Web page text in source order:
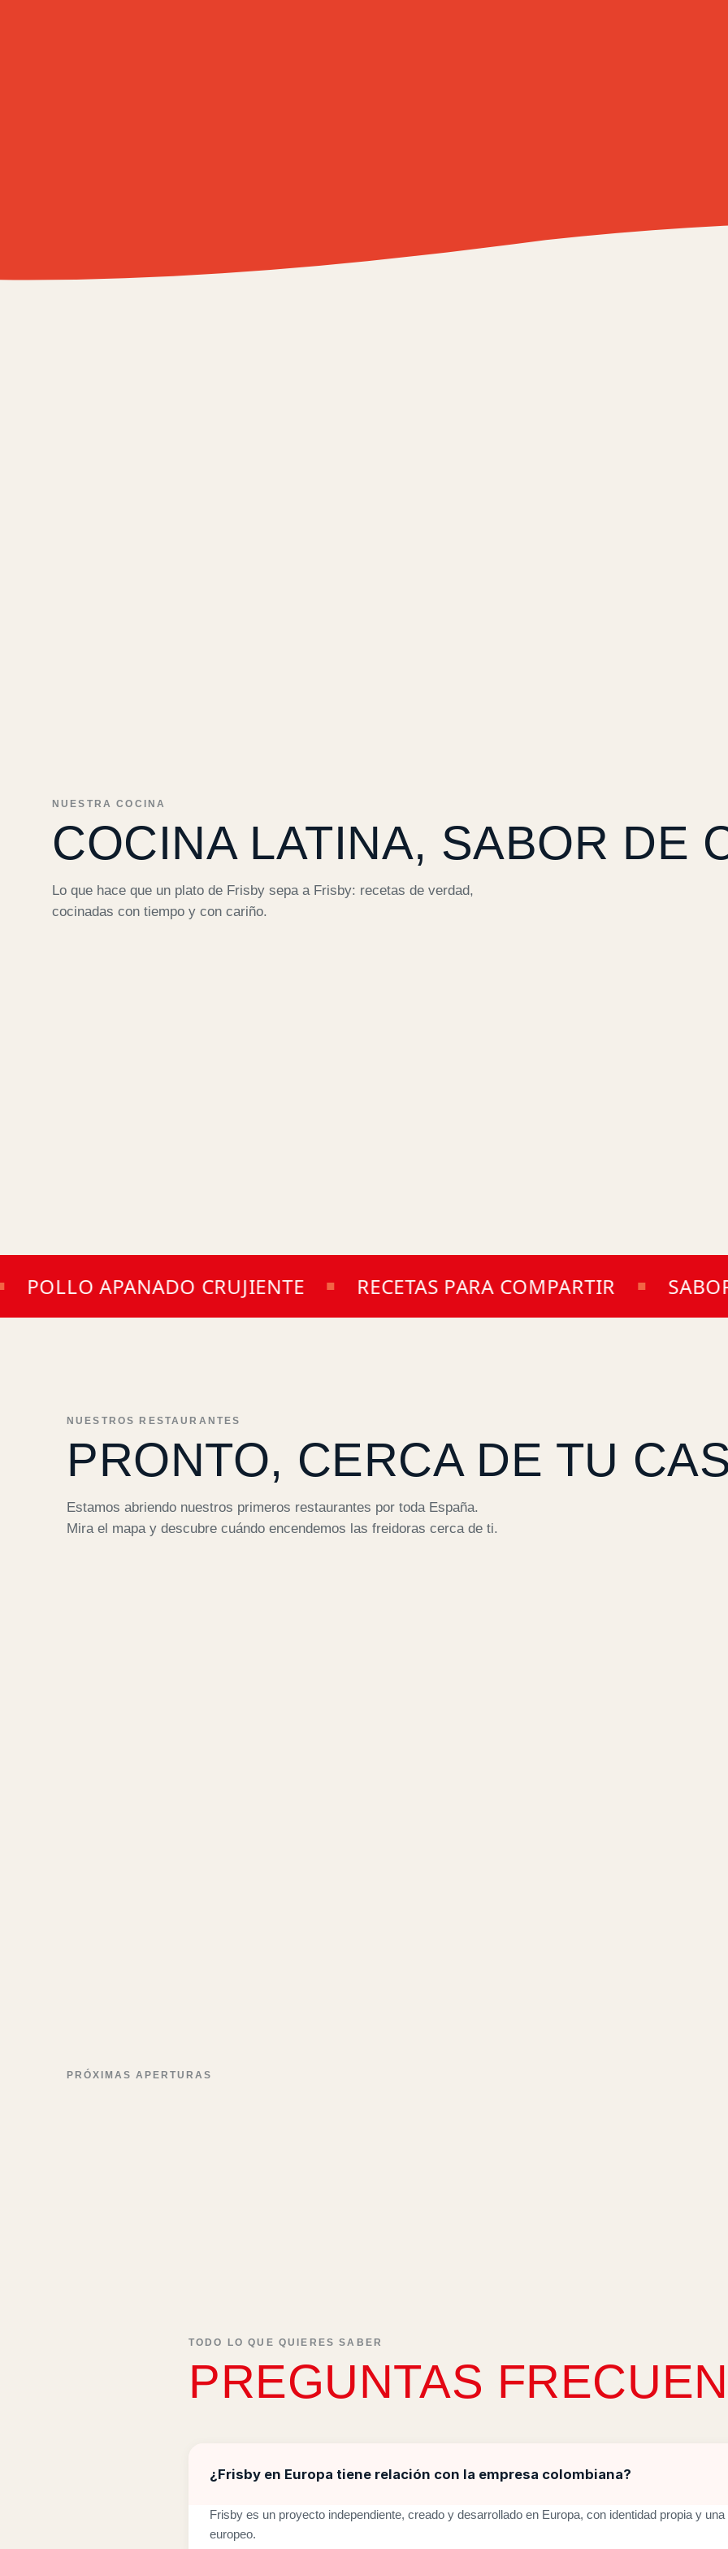
NUESTRA COCINA
COCINA LATINA, SABOR DE
Lo que hace que un plato de Frisby sepa a Frisby: recetas de verdad,
cocinadas con tiempo y con cariño.
APANADO CRUJIENTE RECETAS PARA COMPARTIR SABOR
NUESTROS RESTAURANTES
PRONTO, CERCA DE TU
Estamos abriendo nuestros primeros restaurantes por toda España.
Mira el mapa y descubre cuándo encendemos las freidoras cerca de ti.
PRÓXIMAS APERTURAS
TODO LO QUE QUIERES SABER
PREGUNTAS
¿Frisby en Europa tiene relación con la empresa colombiana?
Frisby es un proyecto independiente, creado y desarrollado en Europa, con identidad propia y
europeo.